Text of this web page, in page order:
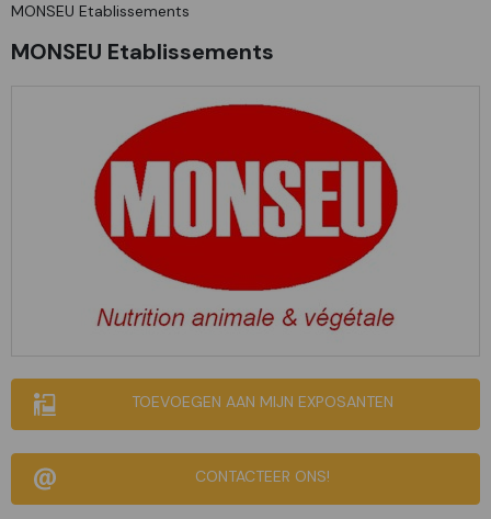
MONSEU Etablissements
MONSEU Etablissements
TOEVOEGEN AAN MIJN EXPOSANTEN
CONTACTEER ONS!